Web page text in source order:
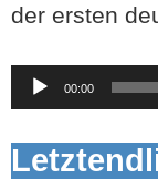
der ersten
Audio-
Player
00:00